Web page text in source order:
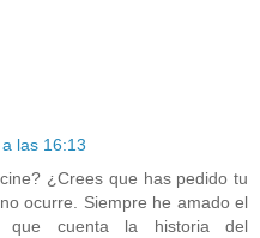
las 16:13
¿Crees que has pedido tu
ocurre. Siempre he amado el
que cuenta la historia del